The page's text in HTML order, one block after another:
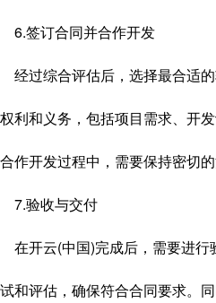
6.签订合同并合作开发
经过综合评估后，选择最合适
权利和义务，包括项目需求、开
合作开发过程中，需要保持密切
7.验收与交付
在开云(中国)完成后，需要进行
试和评估，确保符合合同要求。